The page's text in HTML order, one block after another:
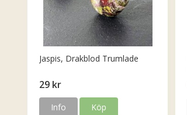
Jaspis, Drakblod Trumlade
29 kr
Info Köp